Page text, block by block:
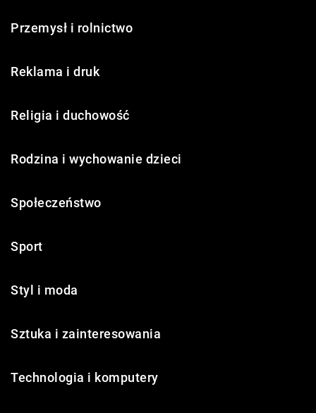
Przemysł i rolnictwo
Reklama i druk
Religia i duchowość
Rodzina i wychowanie dzieci
Społeczeństwo
Sport
Styl i moda
Sztuka i zainteresowania
Technologia i komputery